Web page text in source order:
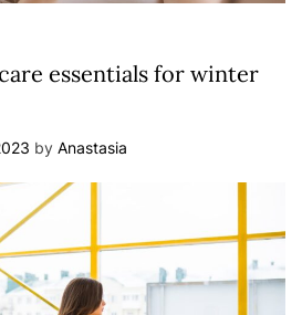
essentials for winter
by Anastasia